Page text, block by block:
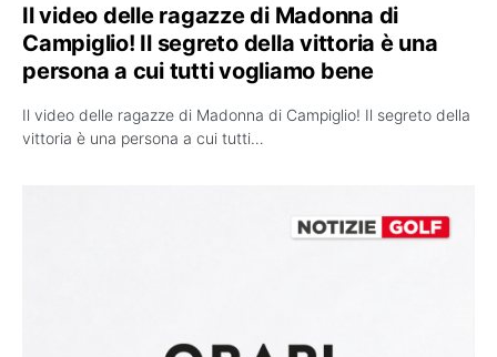
Il video delle ragazze di Madonna di
Campiglio! Il segreto della vittoria è una
persona a cui tutti vogliamo bene
Il video delle ragazze di Madonna di Campiglio! Il segreto della
vittoria è una persona a cui tutti…